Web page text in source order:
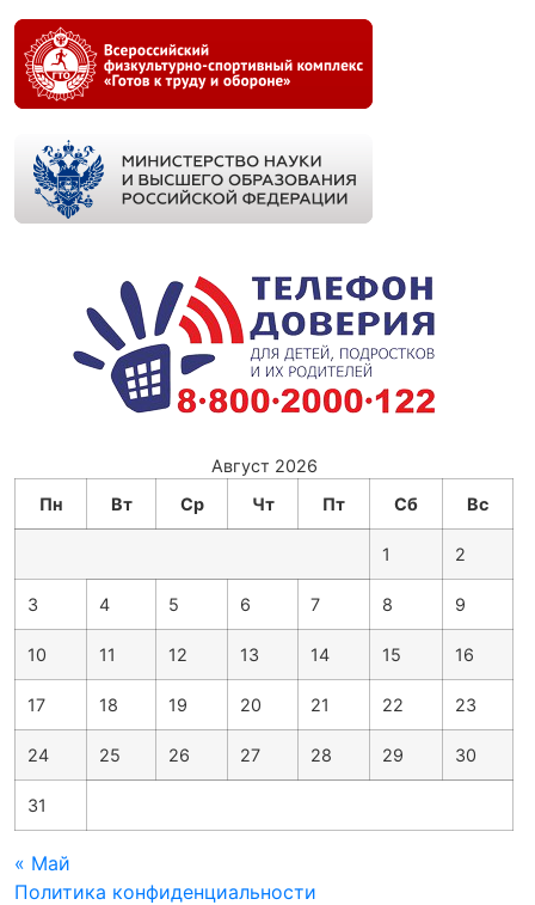
Август 2026
Пн
Вт Ср Чт Пт Сб Вс
1 2
3 4 5 6 7 8 9
10 11 12 13 14 15 16
17 18 19 20 21 22 23
24 25 26 27 28 29 30
31
« Май
Политика конфиденциальности